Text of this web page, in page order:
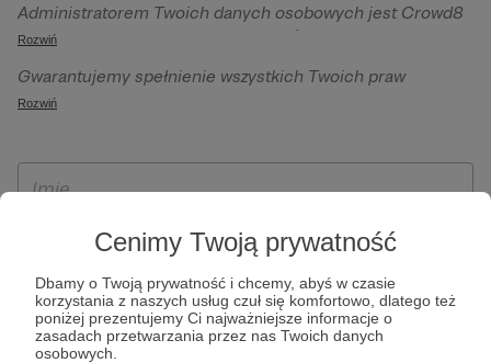
Cenimy Twoją prywatność
Dbamy o Twoją prywatność i chcemy, abyś w czasie
korzystania z naszych usług czuł się komfortowo, dlatego też
poniżej prezentujemy Ci najważniejsze informacje o
zasadach przetwarzania przez nas Twoich danych
osobowych.
Administratorem Twoich danych osobowych jest Crowd8
sp. z o.o. z siedziba w Warszawie, ul. Żwirki i Wigury 16, 02-
092 Warszawa. Twoje dane osobowe będą przetwarzane w
szczególności w celu wykonania umowy zawartej z Tobą, w
Patronite.pl, w tym możliwości dokonywania oraz
otrzymywania wsparcia na naszej platformie oraz
Rozwiń
Gwarantujemy spełnienie wszystkich Twoich praw
wynikających z ogólnego rozporządzenia o ochronie
ich przenoszenia, niepodlegania zautomatyzowanemu
wyrażenia sprzeciwu wobec przetwarzania Twoich danych
osobowych. Rejestracja dla osób niepełnoletnich możliwa
jest po przekazaniu podpisanego formularza "Zgodna na
założenie konta przez osobę niepełnoletnią", formularz
dostępny jest na stronie regulaminu Patronite.pl.
Rozwiń